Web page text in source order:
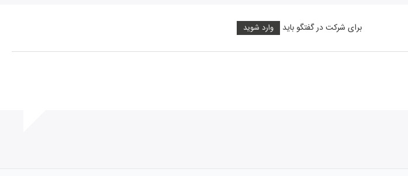
برای شرکت در گفتگو باید وارد شوید